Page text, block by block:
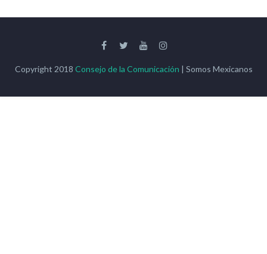
Copyright 2018 Consejo de la Comunicación | Somos Mexicanos